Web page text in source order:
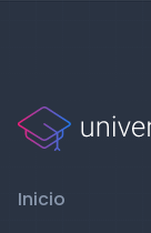
Inicio